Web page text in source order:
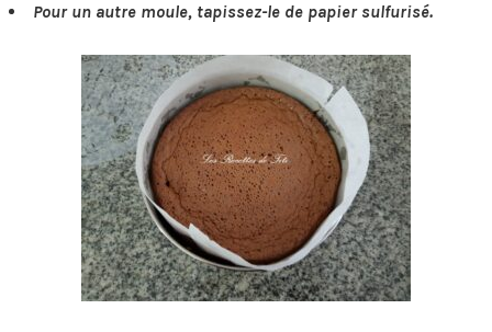
Pour un autre moule, tapissez-le de papier sulfurisé.